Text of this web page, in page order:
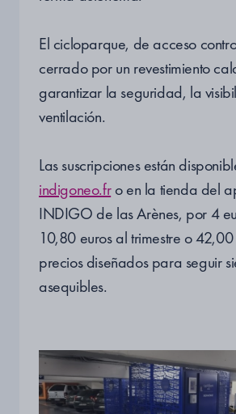
El cicloparque, de acceso
cerrado por un revestimiento
garantizar la seguridad, la
ventilación.
Las suscripciones están
indigoneo.fro en la tienda del
INDIGO de las Arènes, por 4
10,80 euros al trimestre o
precios diseñados para seguir
asequibles.